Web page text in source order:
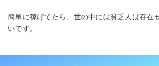
簡単に稼げてたら、世の中には貧乏人は存在
いです。